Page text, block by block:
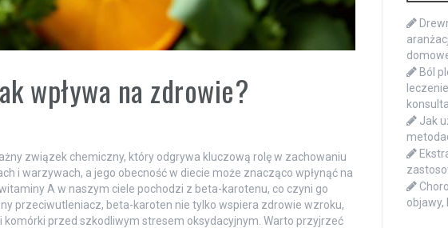
wpływa na zdrowie?
związek chemiczny, który odgrywa kluczową rolę w zachowaniu
i warzywach, a jego obecność w diecie może znacząco wpłynąć na
A w naszym ciele pochodzi z beta-karotenu, co czyni go
przeciwutleniacz, beta-karoten nie tylko wspiera zdrowie wzroku,
przed szkodliwym stresem oksydacyjnym. Warto przyjrzeć
Ból
Jak
objawy,